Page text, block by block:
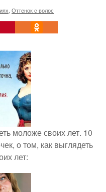
Оттенок с волос
моложе своих лет. 10
о том, как выглядеть
лет: